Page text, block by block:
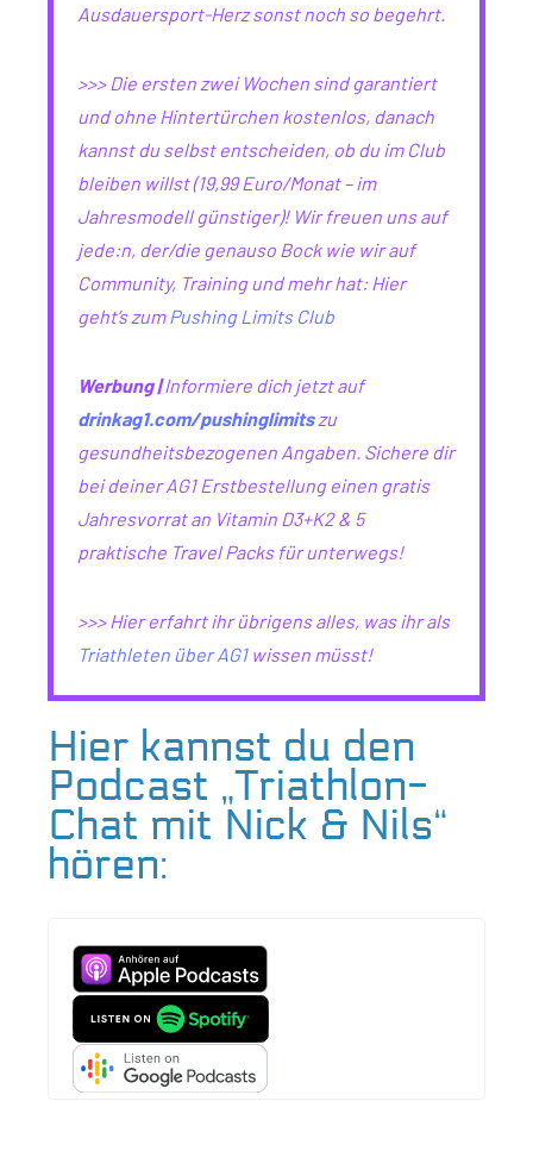
Ausdauersport-Herz sonst noch so begehrt.
>>> Die ersten zwei Wochen sind garantiert
und ohne Hintertürchen kostenlos, danach
kannst du selbst entscheiden, ob du im Club
bleiben willst (19,99 Euro/Monat – im
Jahresmodell günstiger)! Wir freuen uns auf
jede:n, der/die genauso Bock wie wir auf
Community, Training und mehr hat: Hier
geht’s zumPushing Limits Club
Werbung |Informiere dich jetzt auf
drinkag1.com/pushinglimitszu
gesundheitsbezogenen Angaben. Sichere dir
bei deiner AG1 Erstbestellung einen gratis
Jahresvorrat an Vitamin D3+K2 & 5
praktische Travel Packs für unterwegs!
>>> Hier erfahrt ihr übrigens alles, was ihr als
Triathleten über AG1wissen müsst!
Hier kannst du den
Podcast „Triathlon-
Chat mit Nick & Nils“
hören: